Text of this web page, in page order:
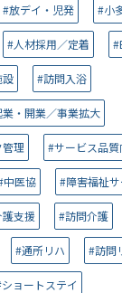
#放デイ・児発 #小
#人材採用／定着
設 #訪問入浴
・開業／事業拡大
理 #サービス品質
中医協 #障害福祉サ
支援 #訪問介護
#通所リハ #訪問
ョートステイ